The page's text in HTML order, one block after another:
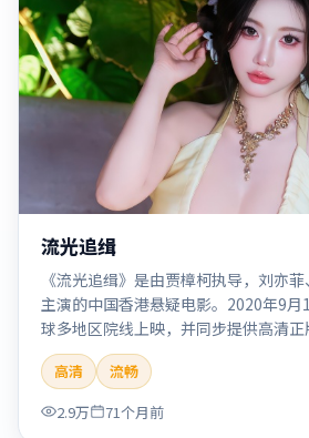
流光追缉
《流光追缉》是由贾樟柯执导，刘亦
主演的中国香港悬疑电影。2020年9月
球多地区院线上映，并同步提供高清
剧情与看点：悬念层层推进，线索相互
料，适合推理爱好者。本片适合检索「
柯」「悬疑」「中国香港」「2020」
关键词的影迷阅读简介与主创信息。
高清
流畅
2.9万
71个月前